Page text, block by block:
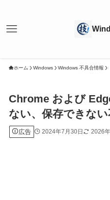
ホーム Windows Windows 不具合情報
Chrome および
ない、保存できな
広告 2024年7月30日 2026